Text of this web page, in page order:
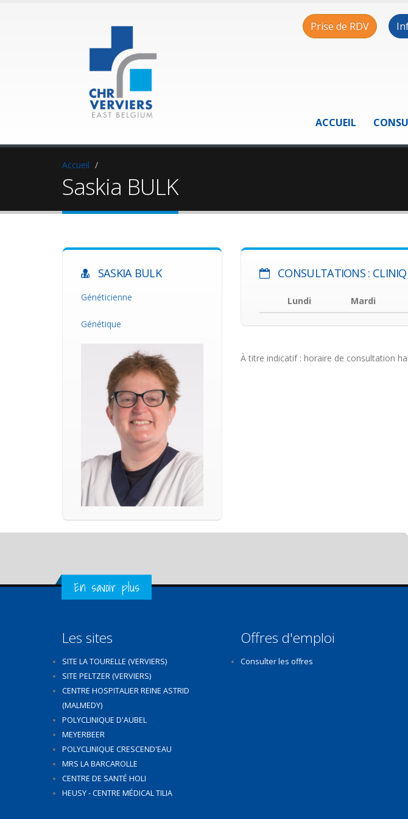
Prise de RDV
ACCUEIL
Accueil
Saskia BULK
SASKIA BULK
Généticienne
Génétique
CONSULTATIONS :
Lundi Mardi
À titre indicatif : horaire de consultation
Get in Touch
En savoir plus
Les sites
SITE LA TOURELLE (VERVIERS)
SITE PELTZER (VERVIERS)
CENTRE HOSPITALIER REINE ASTRID
(MALMEDY)
POLYCLINIQUE D'AUBEL
MEYERBEER
POLYCLINIQUE CRESCEND'EAU
MRS LA BARCAROLLE
CENTRE DE SANTÉ HOLI
HEUSY - CENTRE MÉDICAL TILIA
Offres d'emploi
Consulter les offres